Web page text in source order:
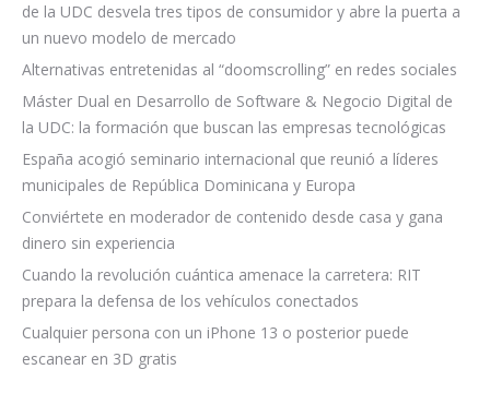
de la UDC desvela tres tipos de consumidor y abre la puerta a
un nuevo modelo de mercado
Alternativas entretenidas al “doomscrolling” en redes sociales
Máster Dual en Desarrollo de Software & Negocio Digital de
la UDC: la formación que buscan las empresas tecnológicas
España acogió seminario internacional que reunió a líderes
municipales de República Dominicana y Europa
Conviértete en moderador de contenido desde casa y gana
dinero sin experiencia
Cuando la revolución cuántica amenace la carretera: RIT
prepara la defensa de los vehículos conectados
Cualquier persona con un iPhone 13 o posterior puede
escanear en 3D gratis